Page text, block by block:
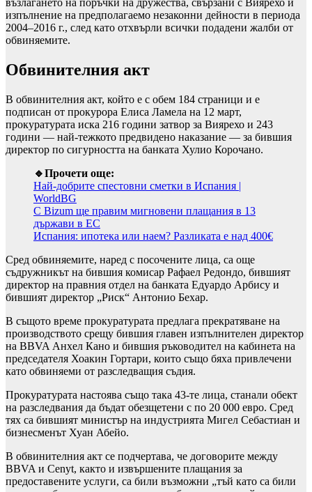
възлагането на поръчки на дружества, свързани с Виярехо и
изпълнение на предполагаемо незаконни дейности в периода
2004–2016 г., след като отхвърли всички подадени жалби от
обвиняемите.
Обвинителния акт
В обвинителния акт, който е с обем 184 страници и е
подписан от прокурора Елиса Ламела на 12 март,
прокуратурата иска 216 години затвор за Виярехо и 243
години — най-тежкото предвидено наказание — за бившия
директор по сигурността на банката Хулио Корочано.
🔹Прочети още:
Най-добрите спестовни сметки в Испания |
WorldBG
С Bizum ще правим мигновени плащания в 13
държави в ЕС
Испания: ипотека или наем? Разликата е над 400€
Сред обвиняемите, наред с посочените лица, са още
съдружникът на бившия комисар Рафаел Редондо, бившият
директор на правния отдел на банката Едуардо Арбису и
бившият директор „Риск“ Антонио Бехар.
В същото време прокуратурата предлага прекратяване на
производството срещу бившия главен изпълнителен директор
на BBVA Анхел Кано и бившия ръководител на кабинета на
председателя Хоакин Гортари, които също бяха привлечени
като обвиняеми от разследващия съдия.
Прокуратурата настоява също така 43-те лица, станали обект
на разследвания да бъдат обезщетени с по 20 000 евро. Сред
тях са бившият министър на индустрията Мигел Себастиан и
бизнесменът Хуан Абейо.
В обвинителния акт се подчертава, че договорите между
BBVA и Cenyt, както и извършените плащания за
предоставените услуги, са били възможни „тъй като са били